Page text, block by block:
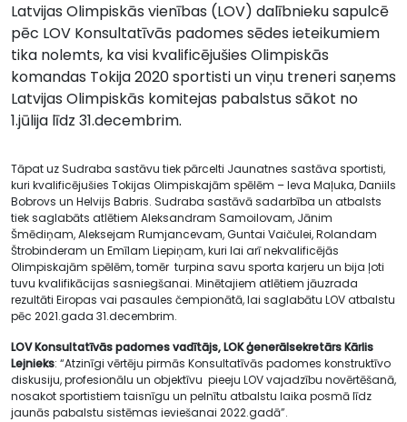
Latvijas Olimpiskās vienības (LOV) dalībnieku sapulcē
pēc LOV Konsultatīvās padomes sēdes ieteikumiem
tika nolemts, ka visi kvalificējušies Olimpiskās
komandas Tokija 2020 sportisti un viņu treneri saņems
Latvijas Olimpiskās komitejas pabalstus sākot no
1.jūlija līdz 31.decembrim.
Tāpat uz Sudraba sastāvu tiek pārcelti Jaunatnes sastāva sportisti,
kuri kvalificējušies Tokijas Olimpiskajām spēlēm – Ieva Maļuka, Daniils
Bobrovs un Helvijs Babris. Sudraba sastāvā sadarbība un atbalsts
tiek saglabāts atlētiem Aleksandram Samoilovam, Jānim
Šmēdiņam, Aleksejam Rumjancevam, Guntai Vaičulei, Rolandam
Štrobinderam un Emīlam Liepiņam, kuri lai arī nekvalificējās
Olimpiskajām spēlēm, tomēr turpina savu sporta karjeru un bija ļoti
tuvu kvalifikācijas sasniegšanai. Minētajiem atlētiem jāuzrada
rezultāti Eiropas vai pasaules čempionātā, lai saglabātu LOV atbalstu
pēc 2021.gada 31.decembrim.
LOV Konsultatīvās padomes vadītājs, LOK ģenerālsekretārs Kārlis
Lejnieks: “Atzinīgi vērtēju pirmās Konsultatīvās padomes konstruktīvo
diskusiju, profesionālu un objektīvu pieeju LOV vajadzību novērtēšanā,
nosakot sportistiem taisnīgu un pelnītu atbalstu laika posmā līdz
jaunās pabalstu sistēmas ieviešanai 2022.gadā”.